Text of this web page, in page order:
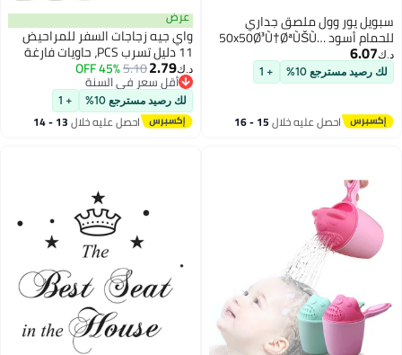
سبويل يور وول ملصق جداري
للحمام أسود 50x50Ø³Ù†ØªÙŠÙ…
ØªØ±
د.ك‏6.07
لك رصيد مسترجع 10% + 1
احصل عليه خلال 15 - 16
عرض
واي جيه زجاجات السفر للمراحيض
11 دليل تسرب PCS، حاويات فارغة
سائلة قابلة للضغط قابلة لإعادة
الملء حاويات السفر مع كيس (خالية
من BPA)
د.ك‏2.79
5.10
45% OFF
أقل سعر في السنة
أقل سعر في السنة
لك رصيد مسترجع 10% + 1
احصل عليه خلال 13 - 14